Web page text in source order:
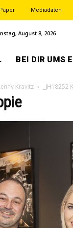
Mediadaten
August 8, 2026
BEI DIR UMS
Kravitz _JH18252